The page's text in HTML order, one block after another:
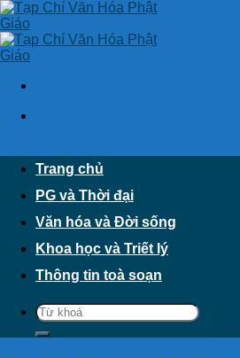
Skip
to
content
Trang chủ
PG và Thời đại
Văn hóa và Đời sống
Khoa học và Triết lý
Thông tin toà soạn